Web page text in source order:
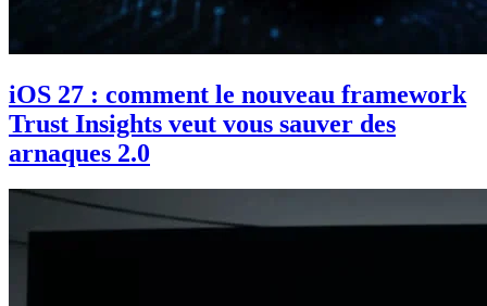
iOS 27 : comment le nouveau framework
Trust Insights veut vous sauver des
arnaques 2.0